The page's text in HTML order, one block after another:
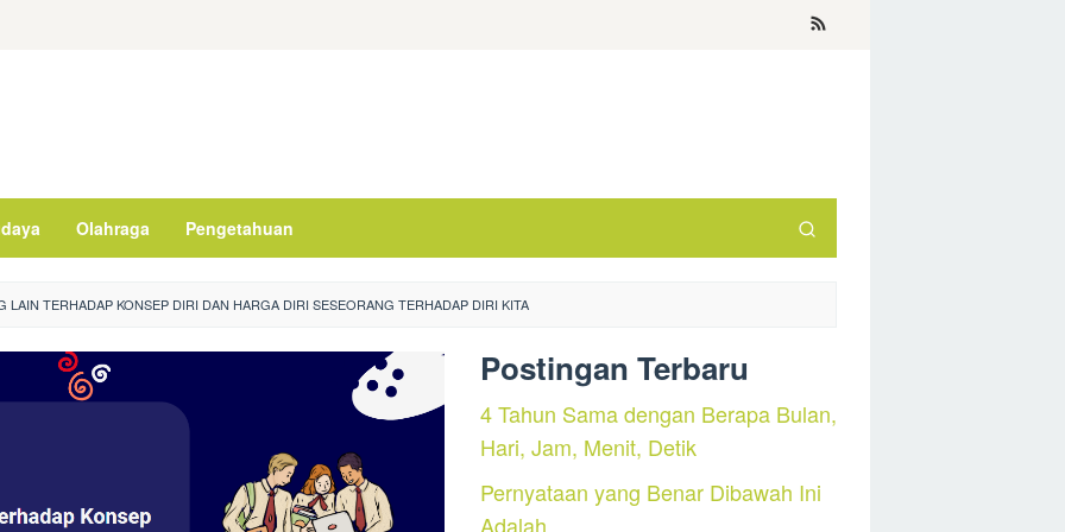
Olahraga Pengetahuan
LAIN TERHADAP KONSEP DIRI DAN HARGA DIRI SESEORANG TERHADAP DIRI KITA
Postingan Terbaru
4 Tahun Sama dengan Berapa Bulan,
Hari, Jam, Menit, Detik
Pernyataan yang Benar Dibawah Ini
Adalah